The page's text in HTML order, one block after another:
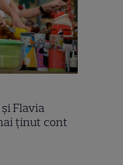
Flavia
ţinut cont